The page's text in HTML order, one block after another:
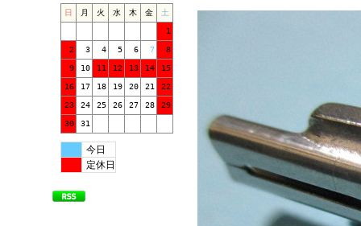
日 月 火 水 木 金 土
1
2 3 4 5 6 7 8
9 10 11 12 13 14 15
16 17 18 19 20 21 22
23 24 25 26 27 28 29
30 31
今日
定休日